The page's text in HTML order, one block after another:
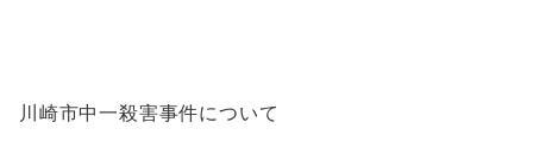
川崎市中一殺害事件について